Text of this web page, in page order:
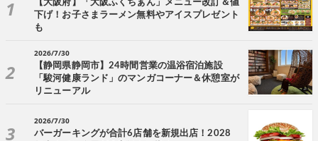
【大阪府】「大阪ふくちぁん」メニュー改訂＆値
下げ！お子さまラーメン無料やアイスプレゼント
も
2026/7/30
【静岡県静岡市】24時間営業の温浴宿泊施設
「駿河健康ランド」のマンガコーナー＆休憩室が
リニューアル
2026/7/30
バーガーキングが合計6店舗を新規出店！2028